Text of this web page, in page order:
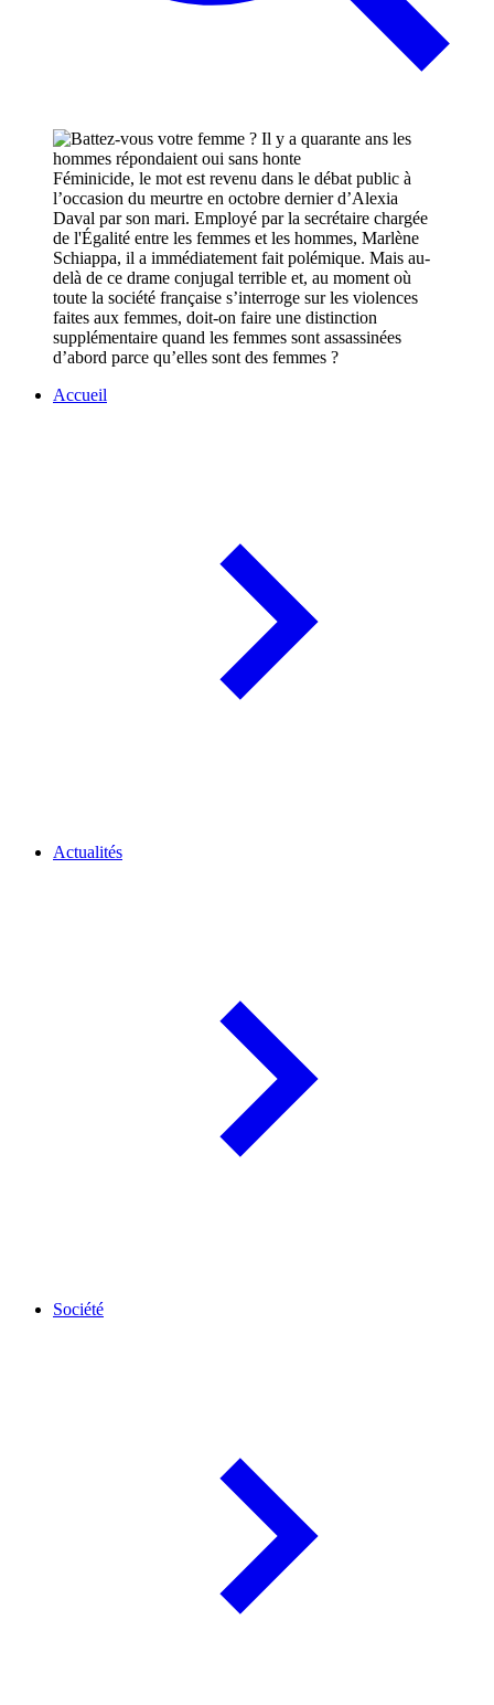
Féminicide, le mot est revenu dans le débat public à
l’occasion du meurtre en octobre dernier d’Alexia
Daval par son mari. Employé par la secrétaire chargée
de l'Égalité entre les femmes et les hommes, Marlène
Schiappa, il a immédiatement fait polémique. Mais au-
delà de ce drame conjugal terrible et, au moment où
toute la société française s’interroge sur les violences
faites aux femmes, doit-on faire une distinction
supplémentaire quand les femmes sont assassinées
d’abord parce qu’elles sont des femmes ?
Accueil
Actualités
Société